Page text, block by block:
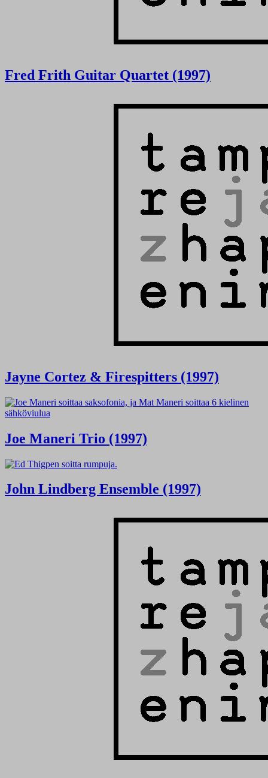
Fred Frith Guitar Quartet (1997)
Jayne Cortez & Firespitters (1997)
Joe Maneri Trio (1997)
John Lindberg Ensemble (1997)